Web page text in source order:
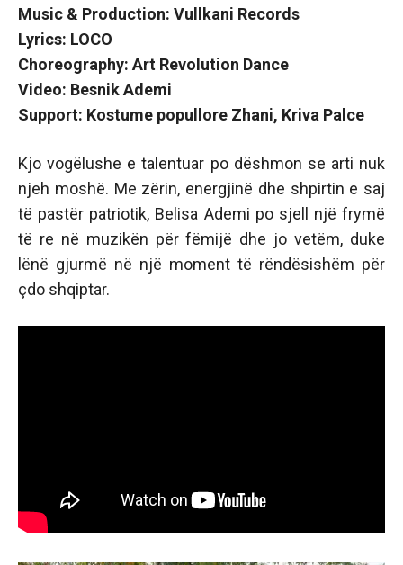
Music & Production: Vullkani Records
Lyrics: LOCO
Choreography: Art Revolution Dance
Video: Besnik Ademi
Support: Kostume popullore Zhani, Kriva Palce
Kjo vogëlushe e talentuar po dëshmon se arti nuk
njeh moshë. Me zërin, energjinë dhe shpirtin e saj
të pastër patriotik, Belisa Ademi po sjell një frymë
të re në muzikën për fëmijë dhe jo vetëm, duke
lënë gjurmë në një moment të rëndësishëm për
çdo shqiptar.